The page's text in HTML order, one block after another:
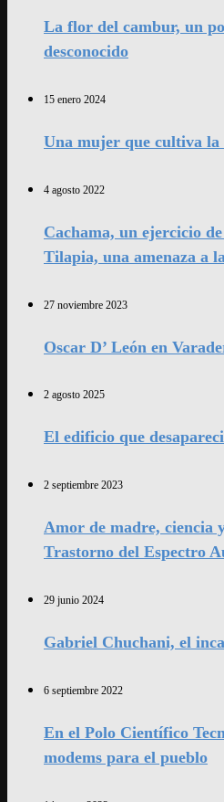
La flor del cambur, un
desconocido
15 enero 2024
Una mujer que cultiva la
4 agosto 2022
Cachama, un ejercicio
Tilapia, una amenaza a
27 noviembre 2023
Oscar D’ León en
2 agosto 2025
El edificio que
2 septiembre 2023
Amor de madre, ciencia
Trastorno del Espectro
29 junio 2024
Gabriel Chuchani, el
6 septiembre 2022
En el Polo Científico
modems para el pueblo